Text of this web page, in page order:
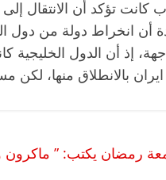
كانت تؤكد أن الانتقال
أن انخراط دولة من دول
إذ أن الدول
بالانطلاق منها،
رمضان يكتب: ” ماكرون
الرئيسية
في
للحرية (بروفايل)
اقتصادي
على أبواب